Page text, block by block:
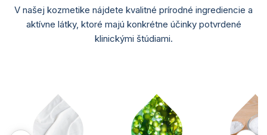
V našej kozmetike nájdete kvalitné prírodné ingrediencie a
aktívne látky, ktoré majú konkrétne účinky potvrdené
klinickými štúdiami.